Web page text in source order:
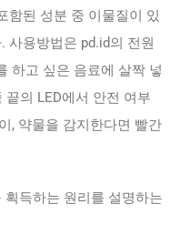
함된 성분 중 이물질이 있
사용방법은 pd.id의 전원
하고 싶은 음료에 살짝 넣
의 LED에서 안전 여부
, 약물을 감지한다면 빨간
득하는 원리를 설명하는